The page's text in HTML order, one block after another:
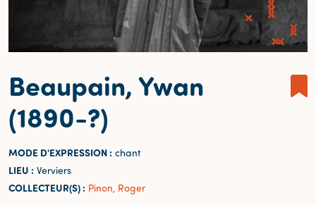
Beaupain, Ywan
(1890-?)
MODE D'EXPRESSION : chant
LIEU : Verviers
COLLECTEUR(S) : Pinon, Roger